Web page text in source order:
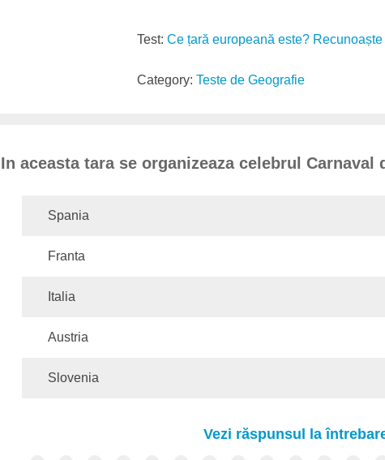
Test:Ce țară europeană este?
Category:Teste de Geografie
In aceasta tara se organizeaza celebrul Carnaval
Spania
Franta
Italia
Austria
Slovenia
Vezi răspunsul la